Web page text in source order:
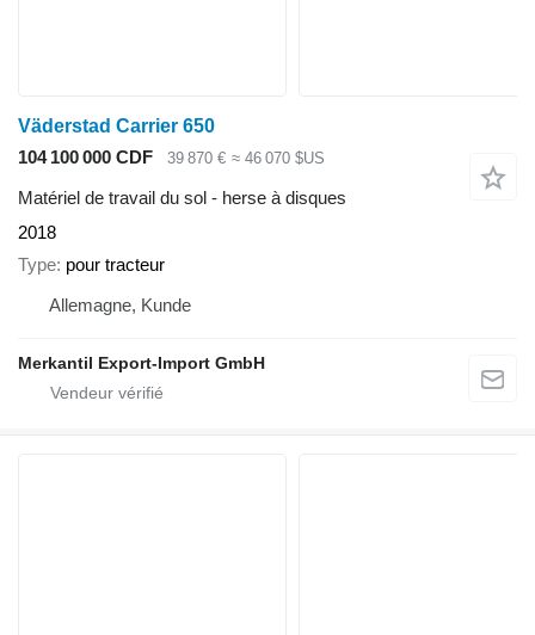
Väderstad Carrier 650
104 100 000 CDF
39 870 € ≈ 46 070 $US
Matériel de travail du sol - herse à disques
2018
Type pour tracteur
Allemagne, Kunde
Merkantil Export-Import GmbH